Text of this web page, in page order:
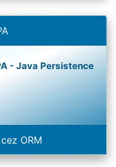
- Java Persistence
ORM